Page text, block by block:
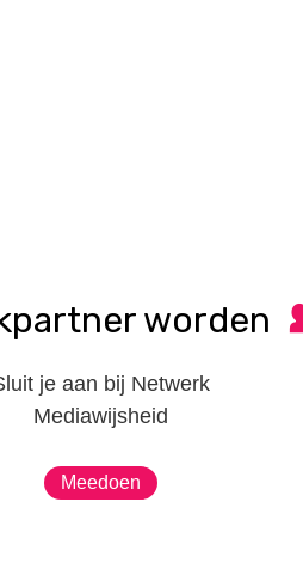
worden
je aan bij Netwerk
Mediawijsheid
Meedoen